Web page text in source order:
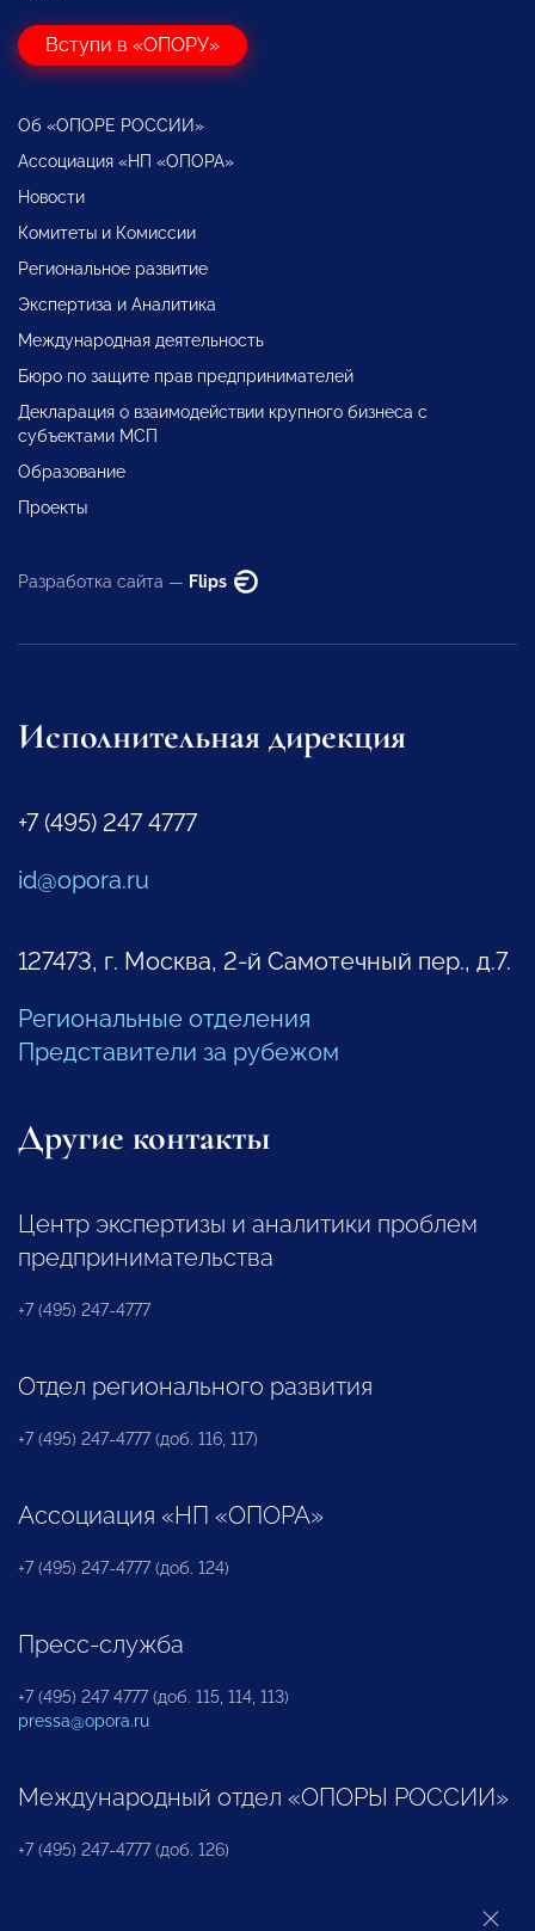
Вступи в «ОПОРУ»
Об «ОПОРЕ РОССИИ»
Ассоциация «НП «ОПОРА»
Новости
Комитеты и Комиссии
Региональное развитие
Экспертиза и Аналитика
Международная деятельность
Бюро по защите прав предпринимателей
Декларация о взаимодействии крупного бизнеса с
субъектами МСП
Образование
Проекты
Разработка сайта — Flips
Исполнительная дирекция
+7 (495) 247 4777
id@opora.ru
127473, г. Москва, 2-й Самотечный пер., д.7.
Региональные отделения
Представители за рубежом
Другие контакты
Центр экспертизы и аналитики проблем
предпринимательства
+7 (495) 247-4777
Отдел регионального развития
+7 (495) 247-4777 (доб. 116, 117)
Ассоциация «НП «ОПОРА»
+7 (495) 247-4777 (доб. 124)
Пресс-служба
+7 (495) 247 4777 (доб. 115, 114, 113)
pressa@opora.ru
Международный отдел «ОПОРЫ РОССИИ»
+7 (495) 247-4777 (доб. 126)